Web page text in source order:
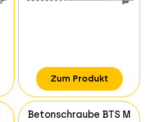
Zum Produkt
Betonschraube BTS M